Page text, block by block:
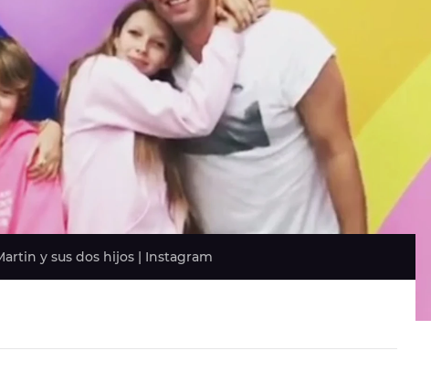
y sus dos hijos | Instagram